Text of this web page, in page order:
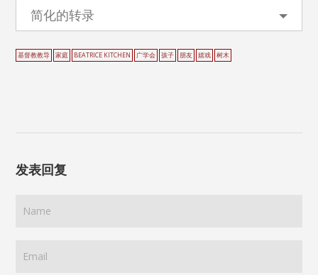
简化的转录
基督教教导 家庭 BEATRICE KITCHEN 广学会 孩子 朋友 嬉戏 树木
发表回复